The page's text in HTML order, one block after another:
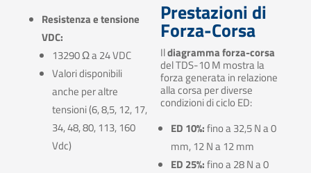
Resistenza e tensione
VDC:
13290 Ω a 24 VDC
Valori disponibili
anche per altre
tensioni (6, 8,5, 12, 17,
34, 48, 80, 113, 160
Vdc)
Prestazioni di
Forza-Corsa
Ildiagramma forza-corsa
del TDS-10 M mostra la
forza generata in relazione
alla corsa per diverse
condizioni di ciclo ED:
ED 10%:fino a 32,5 N a 0
mm, 12 N a 12 mm
ED 25%:fino a 28 N a 0